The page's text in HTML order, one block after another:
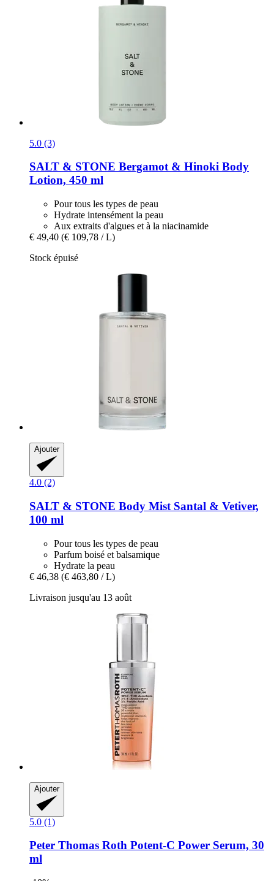
5.0 (3)
SALT & STONE Bergamot & Hinoki Body
Lotion, 450 ml
Pour tous les types de peau
Hydrate intensément la peau
Aux extraits d'algues et à la niacinamide
€ 49,40 (€ 109,78 / L)
Stock épuisé
Ajouter
4.0 (2)
SALT & STONE Body Mist Santal & Vetiver,
100 ml
Pour tous les types de peau
Parfum boisé et balsamique
Hydrate la peau
€ 46,38 (€ 463,80 / L)
Livraison jusqu'au 13 août
Ajouter
5.0 (1)
Peter Thomas Roth Potent-​C Power Serum, 30
ml